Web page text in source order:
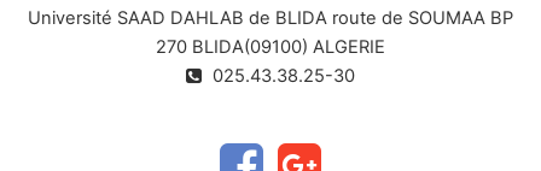
Université SAAD DAHLAB de BLIDA route de SOUMAA BP
270 BLIDA(09100) ALGERIE
025.43.38.25-30